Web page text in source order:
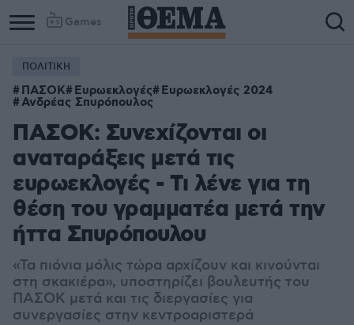
Games
ΠΟΛΙΤΙΚΗ
ΠΑΣΟΚ Ευρωεκλογές Ευρωεκλογές 2024
Ανδρέας Σπυρόπουλος
ΠΑΣΟΚ: Συνεχίζονται οι
αναταράξεις μετά τις
ευρωεκλογές - Τι λένε για τη
θέση του γραμματέα μετά την
ήττα Σπυρόπουλου
«Τα πιόνια μόλις τώρα αρχίζουν και κινούνται
στη σκακιέρα», υποστηρίζει βουλευτής του
ΠΑΣΟΚ μετά και τις διεργασίες για
συνεργασίες στην κεντροαριστερά